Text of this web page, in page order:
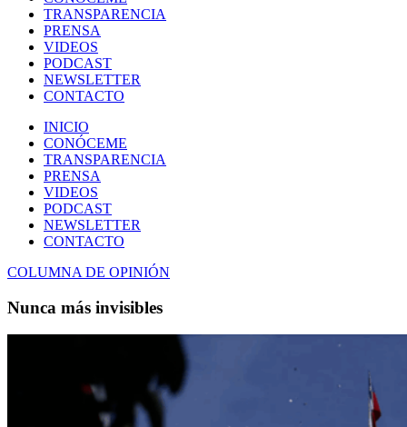
TRANSPARENCIA
PRENSA
VIDEOS
PODCAST
NEWSLETTER
CONTACTO
INICIO
CONÓCEME
TRANSPARENCIA
PRENSA
VIDEOS
PODCAST
NEWSLETTER
CONTACTO
COLUMNA DE OPINIÓN
Nunca más invisibles